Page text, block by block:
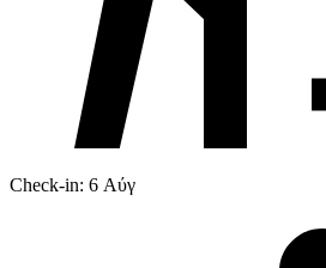
Check-in: 6 Αύγ